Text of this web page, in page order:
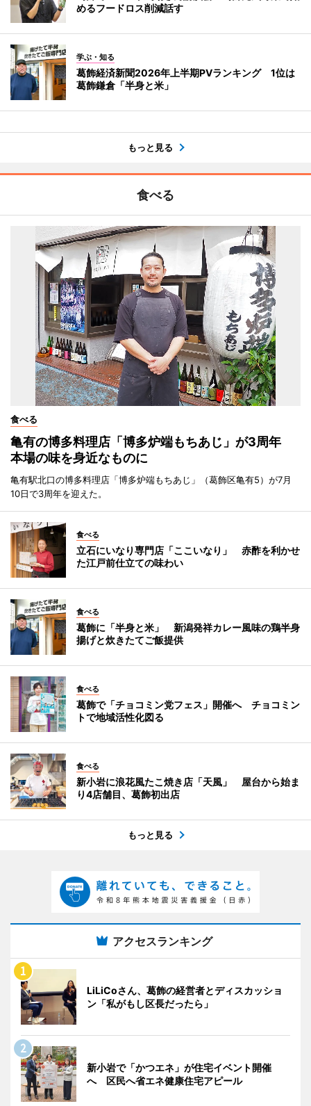
めるフードロス削減話す
学ぶ・知る
葛飾経済新聞2026年上半期PVランキング 1位は
葛飾鎌倉「半身と米」
もっと見る
食べる
食べる
亀有の博多料理店「博多炉端もちあじ」が3周年
本場の味を身近なものに
亀有駅北口の博多料理店「博多炉端もちあじ」（葛飾区亀有5）が7月
10日で3周年を迎えた。
食べる
立石にいなり専門店「ここいなり」 赤酢を利かせ
た江戸前仕立ての味わい
食べる
葛飾に「半身と米」 新潟発祥カレー風味の鶏半身
揚げと炊きたてご飯提供
食べる
葛飾で「チョコミン党フェス」開催へ チョコミン
トで地域活性化図る
食べる
新小岩に浪花風たこ焼き店「天風」 屋台から始ま
り4店舗目、葛飾初出店
もっと見る
アクセスランキング
LiLiCoさん、葛飾の経営者とディスカッショ
ン「私がもし区長だったら」
新小岩で「かつエネ」が住宅イベント開催
へ 区民へ省エネ健康住宅アピール